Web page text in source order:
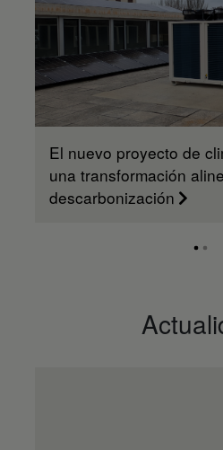
El nuevo proyecto de
una transformación
descarbonización